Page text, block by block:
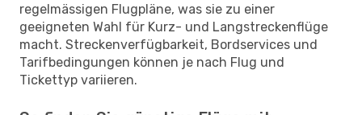
regelmässigen Flugpläne, was sie zu einer
geeigneten Wahl für Kurz- und Langstreckenflüge
macht. Streckenverfügbarkeit, Bordservices und
Tarifbedingungen können je nach Flug und
Tickettyp variieren.